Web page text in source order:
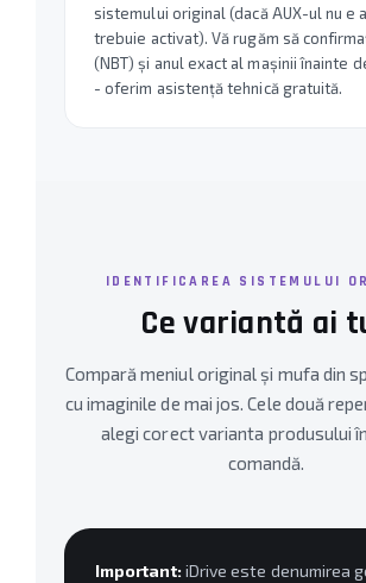
sistemului original (dacă AUX-ul nu e
trebuie activat). Vă rugăm să
(NBT) și anul exact al mașinii înainte
- oferim asistență tehnică gratuită.
IDENTIFICAREA SISTEMULUI
Ce variantă ai
Compară meniul original și mufa din
cu imaginile de mai jos. Cele două
alegi corect varianta produsului
comandă.
Important: iDrive este denumirea